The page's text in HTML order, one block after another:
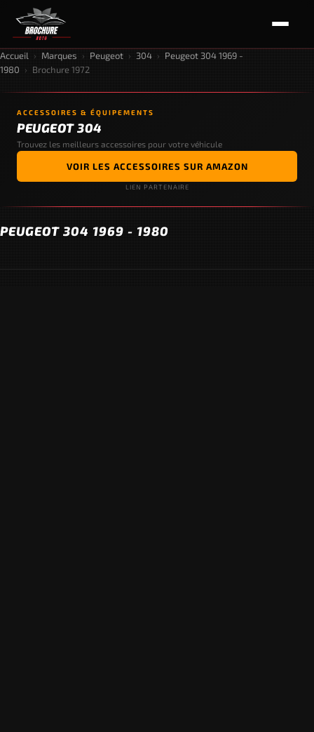
Accueil › Marques › Peugeot › 304 › Peugeot 304 1969 -
1980 › Brochure 1972
ACCESSOIRES & ÉQUIPEMENTS
PEUGEOT 304
Trouvez les meilleurs accessoires pour votre véhicule
VOIR LES ACCESSOIRES SUR AMAZON
LIEN PARTENAIRE
PEUGEOT 304 1969 - 1980